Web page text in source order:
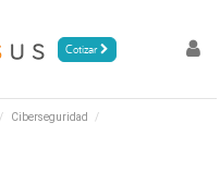
Cotizar
Ciberseguridad